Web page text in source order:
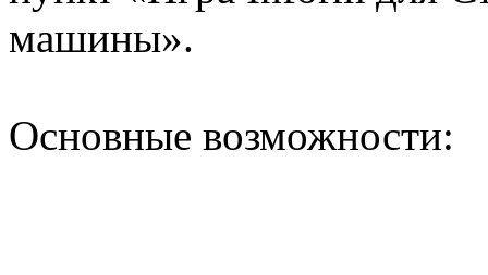
машины».
Основные возможности: